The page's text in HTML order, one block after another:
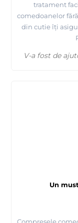
tratament
comedoanelor
din cutie îți
V-a fost de
Un
Compresele